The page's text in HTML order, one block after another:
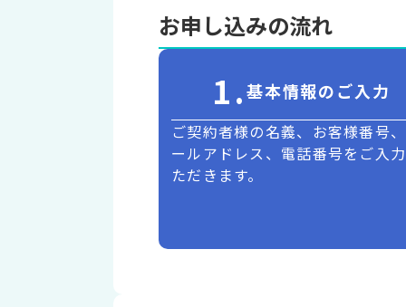
お申し込みの流れ
1.基本情報のご入力
ご契約者様の名義、お客様番号
ールアドレス、電話番号をご入
ただきます。